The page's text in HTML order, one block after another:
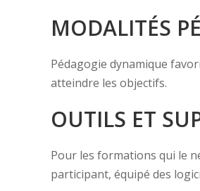
MODALITÉS
Pédagogie dynamique
atteindre les objectifs.
OUTILS ET
Pour les formations qui le
participant, équipé des